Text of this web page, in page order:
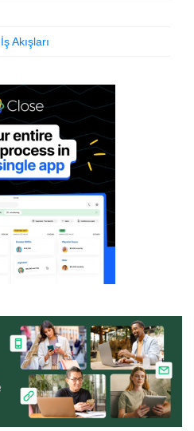
Akışları